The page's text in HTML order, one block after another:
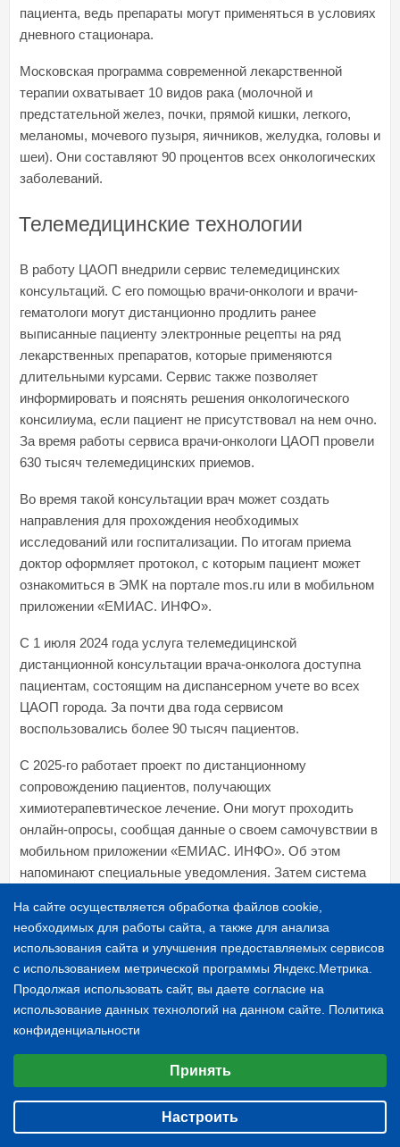
пациента, ведь препараты могут применяться в условиях
дневного стационара.
Московская программа современной лекарственной
терапии охватывает 10 видов рака (молочной и
предстательной желез, почки, прямой кишки, легкого,
меланомы, мочевого пузыря, яичников, желудка, головы и
шеи). Они составляют 90 процентов всех онкологических
заболеваний.
Телемедицинские технологии
В работу ЦАОП внедрили сервис телемедицинских
консультаций. С его помощью врачи-онкологи и врачи-
гематологи могут дистанционно продлить ранее
выписанные пациенту электронные рецепты на ряд
лекарственных препаратов, которые применяются
длительными курсами. Сервис также позволяет
информировать и пояснять решения онкологического
консилиума, если пациент не присутствовал на нем очно.
За время работы сервиса врачи-онкологи ЦАОП провели
630 тысяч телемедицинских приемов.
Во время такой консультации врач может создать
направления для прохождения необходимых
исследований или госпитализации. По итогам приема
доктор оформляет протокол, с которым пациент может
ознакомиться в ЭМК на портале mos.ru или в мобильном
приложении «ЕМИАС. ИНФО».
С 1 июля 2024 года услуга телемедицинской
дистанционной консультации врача-онколога доступна
пациентам, состоящим на диспансерном учете во всех
ЦАОП города. За почти два года сервисом
воспользовались более 90 тысяч пациентов.
С 2025-го работает проект по дистанционному
сопровождению пациентов, получающих
химиотерапевтическое лечение. Они могут проходить
онлайн-опросы, сообщая данные о своем самочувствии в
мобильном приложении «ЕМИАС. ИНФО». Об этом
напоминают специальные уведомления. Затем система
определяет пациентов с высоким риском развития
нежелательных явлений. Врач-химиотерапевт обязан
рассмотреть результаты опросов в течение одного
рабочего дня и затем при необходимости провести
срочную телемедицинскую консультацию.
Новый сервис позволяет оперативно выявлять
нежелательные явления, корректировать лечение,
предотвращать развитие жизнеугрожающих состояний и
обеспечивать непрерывность противоопухолевой
терапии. Пациент чувствует себя под защитой, даже
На сайте осуществляется обработка файлов cookie,
необходимых для работы сайта, а также для анализа
использования сайта и улучшения предоставляемых сервисов
с использованием метрической программы Яндекс.Метрика.
Продолжая использовать сайт, вы даете согласие на
использование данных технологий на данном сайте. Политика
конфиденциальности
Принять
Настроить